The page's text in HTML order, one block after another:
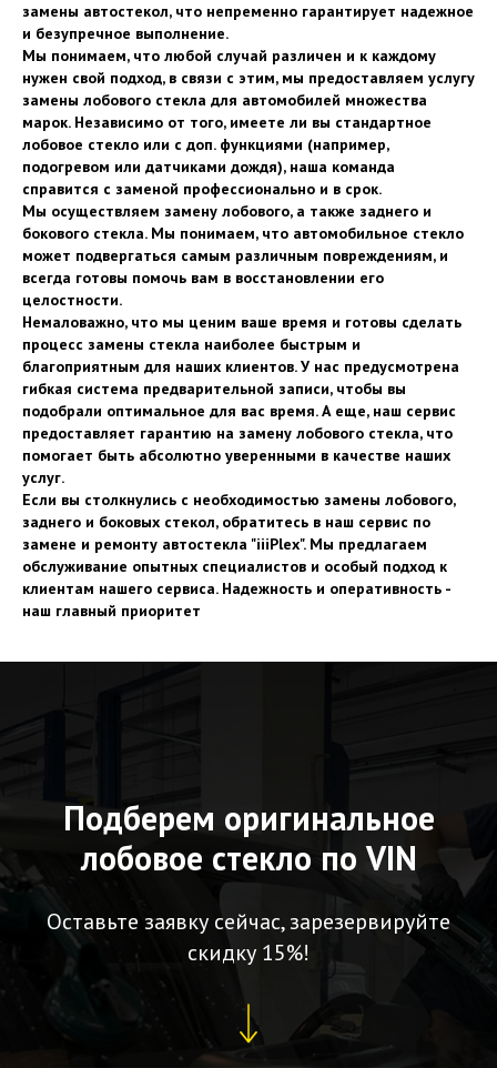
замены автостекол, что непременно гарантирует надежное
и безупречное выполнение.
Мы понимаем, что любой случай различен и к каждому
нужен свой подход, в связи с этим, мы предоставляем услугу
замены лобового стекла для автомобилей множества
марок. Независимо от того, имеете ли вы стандартное
лобовое стекло или с доп. функциями (например,
подогревом или датчиками дождя), наша команда
справится с заменой профессионально и в срок.
Мы осуществляем замену лобового, а также заднего и
бокового стекла. Мы понимаем, что автомобильное стекло
может подвергаться самым различным повреждениям, и
всегда готовы помочь вам в восстановлении его
целостности.
Немаловажно, что мы ценим ваше время и готовы сделать
процесс замены стекла наиболее быстрым и
благоприятным для наших клиентов. У нас предусмотрена
гибкая система предварительной записи, чтобы вы
подобрали оптимальное для вас время. А еще, наш сервис
предоставляет гарантию на замену лобового стекла, что
помогает быть абсолютно уверенными в качестве наших
услуг.
Если вы столкнулись с необходимостью замены лобового,
заднего и боковых стекол, обратитесь в наш сервис по
замене и ремонту автостекла "iiiPlex". Мы предлагаем
обслуживание опытных специалистов и особый подход к
клиентам нашего сервиса. Надежность и оперативность -
наш главный приоритет
Подберем оригинальное
лобовое стекло по VIN
Оставьте заявку сейчас, зарезервируйте
скидку 15%!